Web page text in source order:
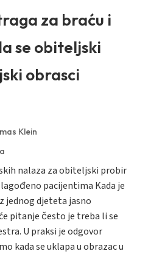
za braću i
se obiteljski
obrasci
Klein
nalaza za obiteljski probir
pacijentima Kada je
jednog djeteta jasno
pitanje često je treba li se
U praksi je odgovor
kada se uklapa u obrazac u